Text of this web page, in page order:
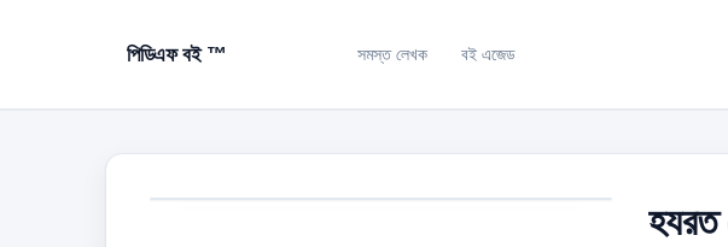
পিডিএফ বই ™ সমস্ত লেখক বই এজেড
হযরত